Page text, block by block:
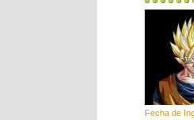
Fecha de